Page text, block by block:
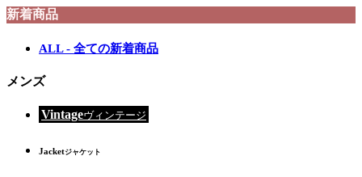
新着商品
ALL - 全ての新着商品
メンズ
Vintageヴィンテージ
Jacketジャケット